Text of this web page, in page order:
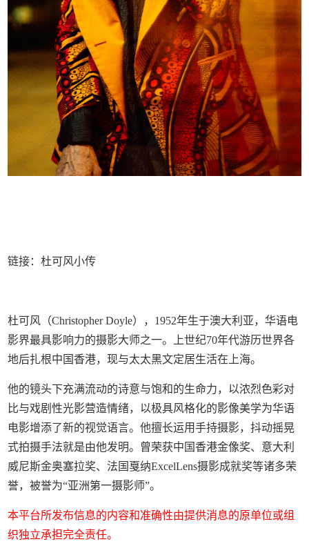
链接：杜可风小传
杜可风（Christopher Doyle），1952年生于澳大利亚，华语电
影界最具影响力的摄影大师之一。上世纪70年代游历世界各
地后扎根中国香港，现与太太黑文定居生活在上海。
他的镜头下充满流动的诗意与饱和的生命力，以浓烈色彩对
比与戏剧性光影营造情绪，以极具风格化的影像美学为华语
电影增添了新的视觉语言。他擅长运用手持摄影，抖动摇晃
式拍摄手法就是由他发明。曾荣获中国香港金像奖、意大利
威尼斯金奥塞拉奖、法国戛纳ExcelLens摄影成就奖等诸多荣
誉，被誉为“亚洲第一摄影师”。
本平台所发布信息的内容和准确性由提供消息的原单位或组
织独立承担完全责任。